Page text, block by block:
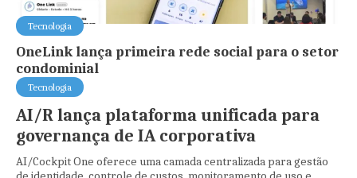
Tecnologia
OneLink lança primeira rede social para o setor
condominial
Tecnologia
AI/R lança plataforma unificada para
governança de IA corporativa
AI/Cockpit One oferece uma camada centralizada para gestão